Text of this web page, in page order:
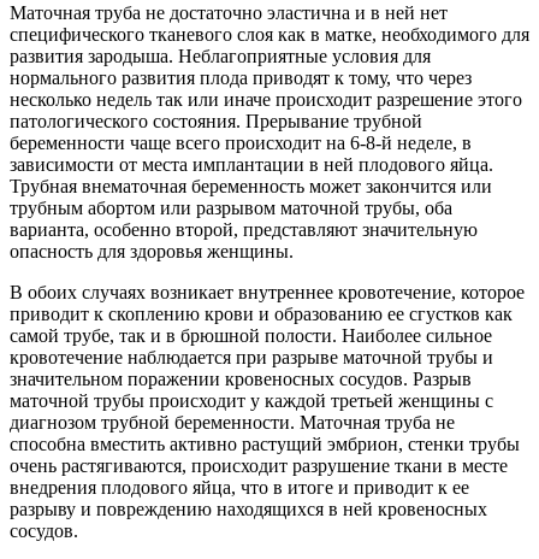
Маточная труба не достаточно эластична и в ней нет
специфического тканевого слоя как в матке, необходимого для
развития зародыша. Неблагоприятные условия для
нормального развития плода приводят к тому, что через
несколько недель так или иначе происходит разрешение этого
патологического состояния. Прерывание трубной
беременности чаще всего происходит на 6-8-й неделе, в
зависимости от места имплантации в ней плодового яйца.
Трубная внематочная беременность может закончится или
трубным абортом или разрывом маточной трубы, оба
варианта, особенно второй, представляют значительную
опасность для здоровья женщины.
В обоих случаях возникает внутреннее кровотечение, которое
приводит к скоплению крови и образованию ее сгустков как
самой трубе, так и в брюшной полости. Наиболее сильное
кровотечение наблюдается при разрыве маточной трубы и
значительном поражении кровеносных сосудов. Разрыв
маточной трубы происходит у каждой третьей женщины с
диагнозом трубной беременности. Маточная труба не
способна вместить активно растущий эмбрион, стенки трубы
очень растягиваются, происходит разрушение ткани в месте
внедрения плодового яйца, что в итоге и приводит к ее
разрыву и повреждению находящихся в ней кровеносных
сосудов.